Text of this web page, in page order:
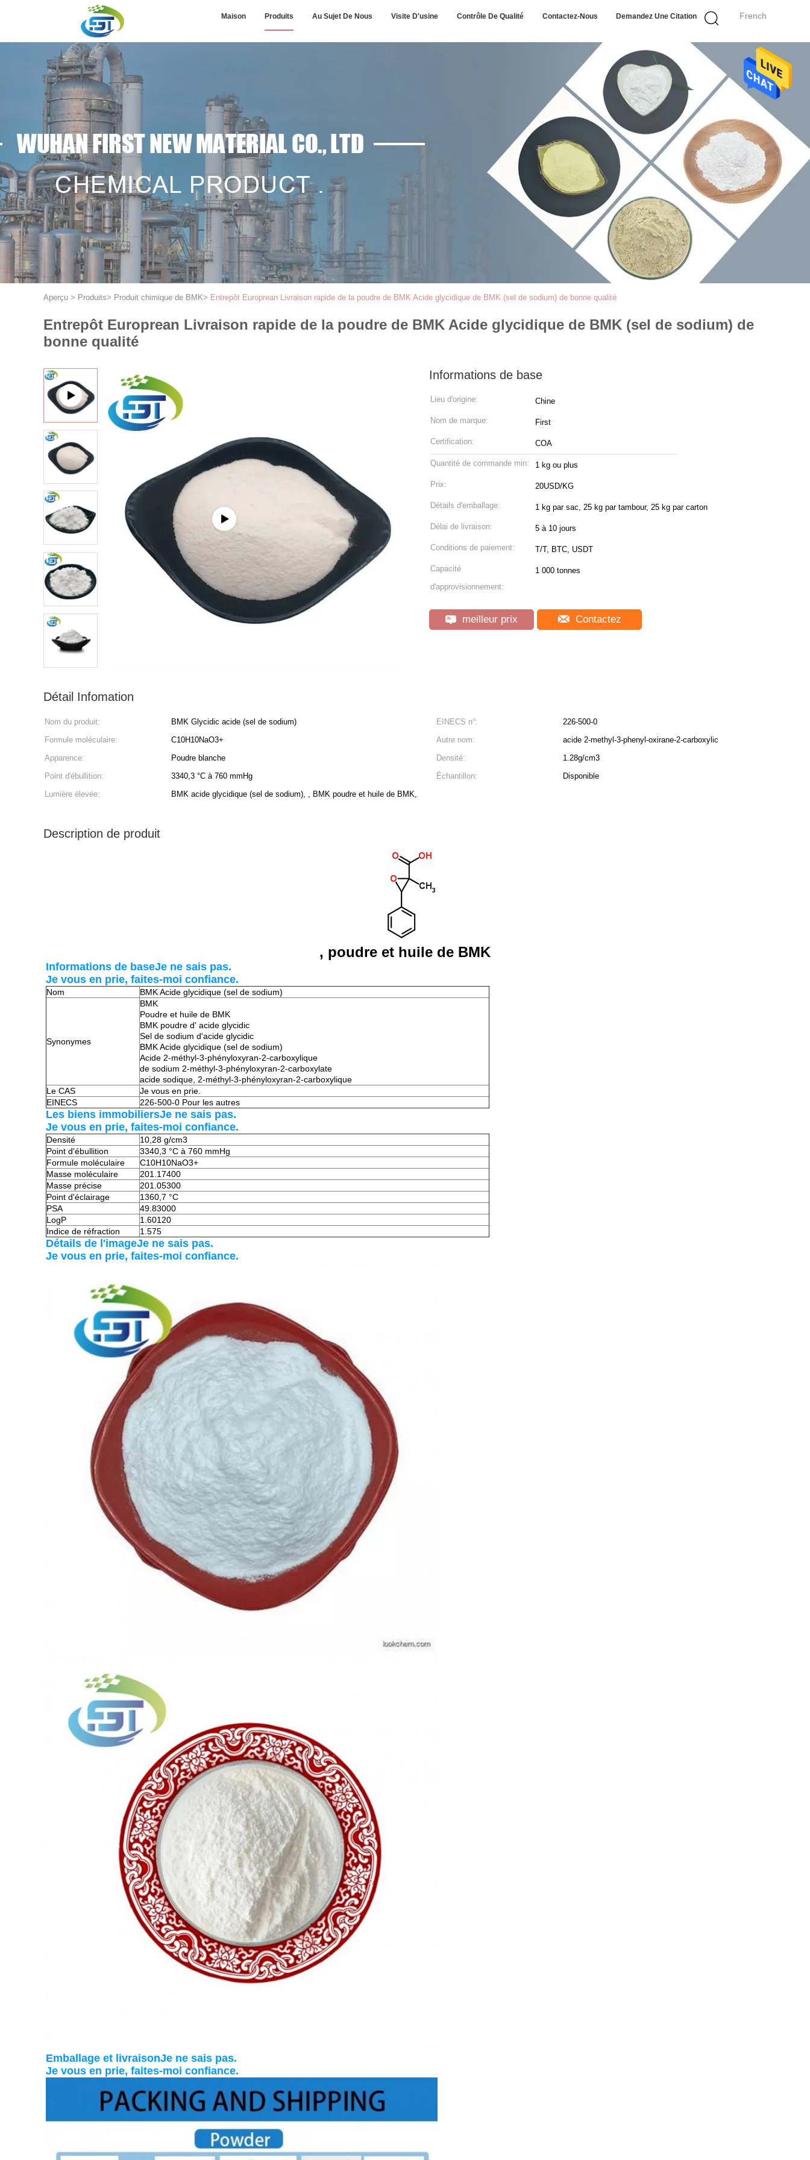
French
Maison Produits Au Sujet De Nous Visite D'usine Contrôle De Qualité Contactez-Nous Demandez Une Citation
Aperçu > Produits> Produit chimique de BMK> Entrepôt Europrean Livraison rapide de la poudre de BMK Acide glycidique de BMK (sel de sodium) de bonne qualité
Entrepôt Europrean Livraison rapide de la poudre de BMK Acide glycidique de BMK (sel de sodium) de
bonne qualité
Informations de base
Lieu d'origine: Chine
Nom de marque: First
Certification: COA
Quantité de commande min: 1 kg ou plus
Prix: 20USD/KG
Détails d'emballage: 1 kg par sac, 25 kg par tambour, 25 kg par carton
Délai de livraison: 5 à 10 jours
Conditions de paiement: T/T, BTC, USDT
Capacité
d'approvisionnement:
1 000 tonnes
meilleur prix Contactez
Détail Infomation
Nom du produit: BMK Glycidic acide (sel de sodium) EINECS n°:
226-500-0
Formule moléculaire:
C10H10NaO3+ Autre nom:
acide 2-methyl-3-phenyl-oxirane-2-carboxylic
Apparence:
Poudre blanche Densité:
1.28g/cm3
Point d'ébullition:
3340,3 °C à 760 mmHg Échantillon:
Disponible
Lumière élevée:
BMK acide glycidique (sel de sodium), , BMK poudre et huile de BMK,
Description de produit
, poudre et huile de BMK
Informations de baseJe ne sais pas.
Je vous en prie, faites-moi confiance.
Nom BMK Acide glycidique (sel de sodium)
Synonymes
BMK
Poudre et huile de BMK
BMK poudre d' acide glycidic
Sel de sodium d'acide glycidic
BMK Acide glycidique (sel de sodium)
Acide 2-méthyl-3-phényloxyran-2-carboxylique
de sodium 2-méthyl-3-phényloxyran-2-carboxylate
acide sodique, 2-méthyl-3-phényloxyran-2-carboxylique
Le CAS
Je vous en prie.
EINECS
226-500-0 Pour les autres
Les biens immobiliersJe ne sais pas.
Je vous en prie, faites-moi confiance.
Densité
10,28 g/cm3
Point d'ébullition
3340,3 °C à 760 mmHg
Formule moléculaire
C10H10NaO3+
Masse moléculaire
201.17400
Masse précise
201.05300
Point d'éclairage
1360,7 °C
PSA
49.83000
LogP
1.60120
Indice de réfraction
1.575
Détails de l'imageJe ne sais pas.
Je vous en prie, faites-moi confiance.
Emballage et livraisonJe ne sais pas.
Je vous en prie, faites-moi confiance.